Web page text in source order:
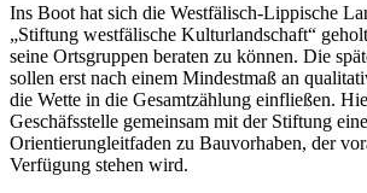
Ins Boot hat sich die Westfälisch-Lippische
„Stiftung westfälische Kulturlandschaft“
seine Ortsgruppen beraten zu können. Die
sollen erst nach einem Mindestmaß an
die Wette in die Gesamtzählung einfließen.
Geschäfsstelle gemeinsam mit der Stiftung
Orientierungleitfaden zu Bauvorhaben, der
Verfügung stehen wird.